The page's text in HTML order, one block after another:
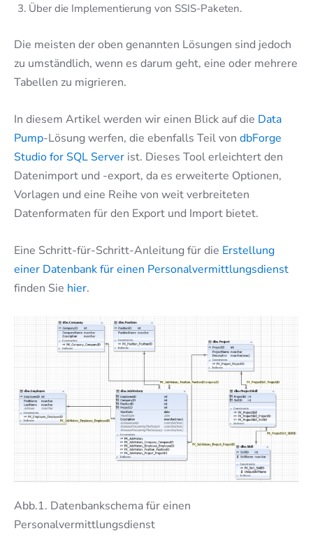
Über die Implementierung von SSIS-Paketen.
Die meisten der oben genannten Lösungen sind jedoch
zu umständlich, wenn es darum geht, eine oder mehrere
Tabellen zu migrieren.
In diesem Artikel werden wir einen Blick auf die Data
Pump-Lösung werfen, die ebenfalls Teil von dbForge
Studio for SQL Server ist. Dieses Tool erleichtert den
Datenimport und -export, da es erweiterte Optionen,
Vorlagen und eine Reihe von weit verbreiteten
Datenformaten für den Export und Import bietet.
Eine Schritt-für-Schritt-Anleitung für die Erstellung
einer Datenbank für einen Personalvermittlungsdienst
finden Sie hier.
Abb.1. Datenbankschema für einen
Personalvermittlungsdienst